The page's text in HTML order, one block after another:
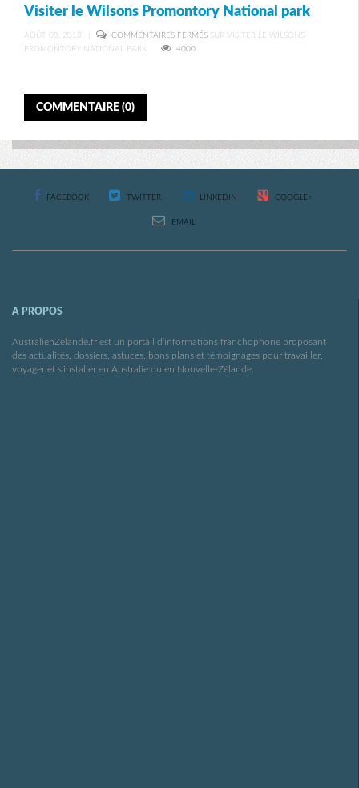
Visiter le Wilsons Promontory National park
AOÛT 08, 2013 COMMENTAIRES FERMÉS SUR VISITER LE WILSONS
PROMONTORY NATIONAL PARK
4000
COMMENTAIRE (0)
FACEBOOK TWITTER LINKEDIN GOOGLE+
EMAIL
A PROPOS
AustralienZelande.fr est un portail d’informations franchophone proposant
des actualités, dossiers, astuces, bons plans et témoignages pour travailler,
voyager et s'installer en Australie ou en Nouvelle-Zélande.